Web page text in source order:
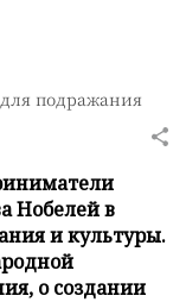
подражания
Нобелей в
и культуры.
о создании